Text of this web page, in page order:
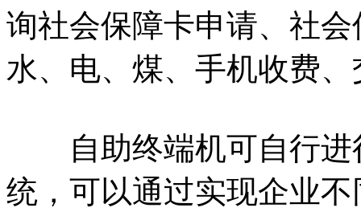
询社会保障卡申请、社
水、电、煤、手机收费
自助终端机可自行进
统，可以通过实现企业